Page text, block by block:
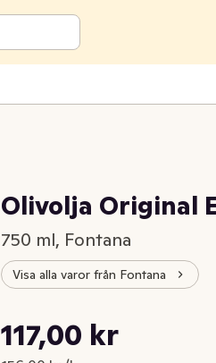
Olivolja Original
750 ml, Fontana
Visa alla varor från Fontana
Nuvarande pris är: 117,00 kr
117,00 kr
Styckpris: 156,00 kr /l